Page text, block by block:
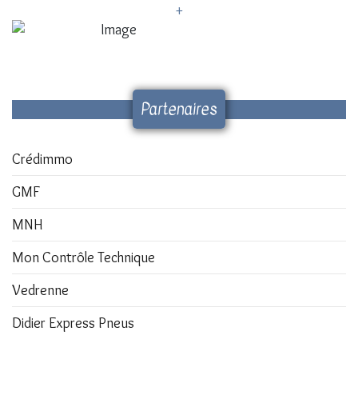
+
Partenaires
Crédimmo
GMF
MNH
Mon Contrôle Technique
Vedrenne
Didier Express Pneus